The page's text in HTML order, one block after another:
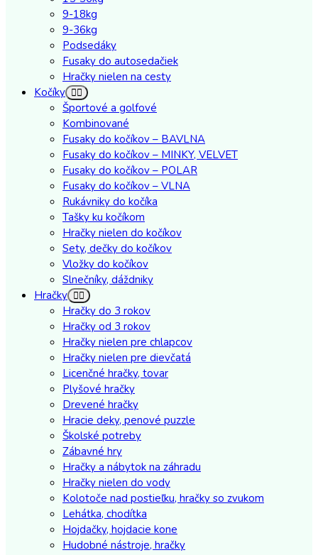
9-18kg
9-36kg
Podsedáky
Fusaky do autosedačiek
Hračky nielen na cesty
Kočíky
Športové a golfové
Kombinované
Fusaky do kočíkov – BAVLNA
Fusaky do kočíkov – MINKY, VELVET
Fusaky do kočíkov – POLAR
Fusaky do kočíkov – VLNA
Rukávniky do kočíka
Tašky ku kočíkom
Hračky nielen do kočíkov
Sety, dečky do kočíkov
Vložky do kočíkov
Slnečníky, dáždniky
Hračky
Hračky do 3 rokov
Hračky od 3 rokov
Hračky nielen pre chlapcov
Hračky nielen pre dievčatá
Licenčné hračky, tovar
Plyšové hračky
Drevené hračky
Hracie deky, penové puzzle
Školské potreby
Zábavné hry
Hračky a nábytok na záhradu
Hračky nielen do vody
Kolotoče nad postieľku, hračky so zvukom
Lehátka, chodítka
Hojdačky, hojdacie kone
Hudobné nástroje, hračky